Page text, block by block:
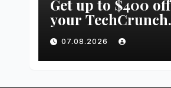
Get up to $400 off
your TechCrunch
Disrupt 2026 pass
until tomorrow |
VseTime.ru
07.08.2026